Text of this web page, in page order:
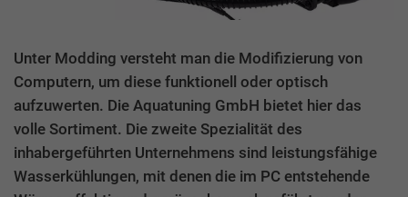
Unter Modding versteht man die Modifizierung von
Computern, um diese funktionell oder optisch
aufzuwerten. Die Aquatuning GmbH bietet hier das
volle Sortiment. Die zweite Spezialität des
inhabergeführten Unternehmens sind leistungsfähige
Wasserkühlungen, mit denen die im PC entstehende